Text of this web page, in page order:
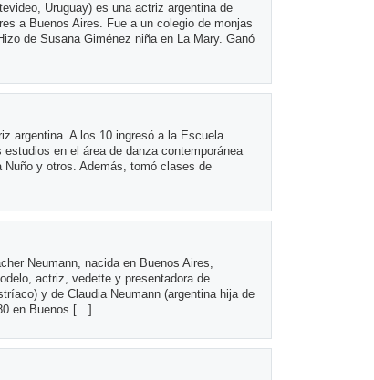
Uruguay) es una actriz argentina de
a Buenos Aires. Fue a un colegio de monjas
de Susana Giménez niña en La Mary. Ganó
argentina. A los 10 ingresó a la Escuela
en el área de danza contemporánea
Nuño y otros. Además, tomó clases de
Neumann, nacida en Buenos Aires,
actriz, vedette y presentadora de
y de Claudia Neumann (argentina hija de
en Buenos […]